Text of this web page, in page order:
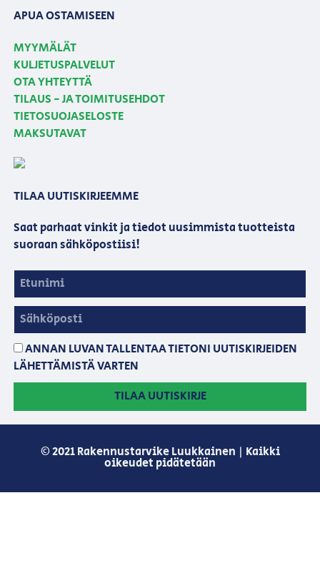
APUA OSTAMISEEN
MYYMÄLÄT
KULJETUSPALVELUT
OTA YHTEYTTÄ
TILAUS - JA TOIMITUSEHDOT
TIETOSUOJASELOSTE
MAKSUTAVAT
TILAA UUTISKIRJEEMME
Saat parhaat vinkit ja tiedot uusimmista tuotteista
suoraan sähköpostiisi!
ANNAN LUVAN TALLENTAA TIETONI UUTISKIRJEIDEN
LÄHETTÄMISTÄ VARTEN
TILAA UUTISKIRJE
© 2021 Rakennustarvike Luukkainen | Kaikki
oikeudet pidätetään